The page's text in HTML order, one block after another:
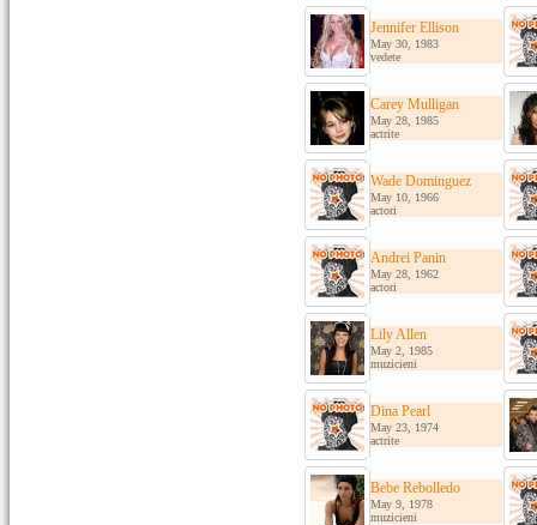
Jennifer Ellison
May 30, 1983
vedete
Carey Mulligan
May 28, 1985
actrite
Wade Dominguez
May 10, 1966
actori
Andrei Panin
May 28, 1962
actori
Lily Allen
May 2, 1985
muzicieni
Dina Pearl
May 23, 1974
actrite
Bebe Rebolledo
May 9, 1978
muzicieni